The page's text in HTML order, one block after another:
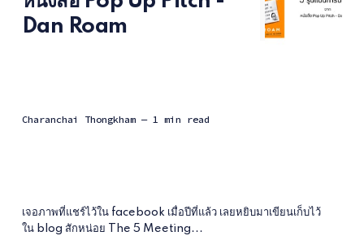
Dan Roam
Charanchai Thongkham — 1 min read
เจอภาพที่แชร์ไว้ใน facebook เมื่อปีที่แล้ว เลยหยิบมาเขียนเก็บไว้
ใน blog สักหน่อย The 5 Meeting...